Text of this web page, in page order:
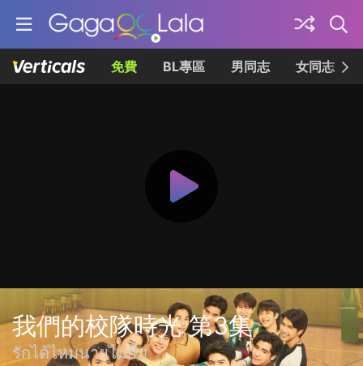
免費 BL專區 男同志 女同志
我們的校隊時光 第3集
รักได้ไหมนายไม่ยิ้ม